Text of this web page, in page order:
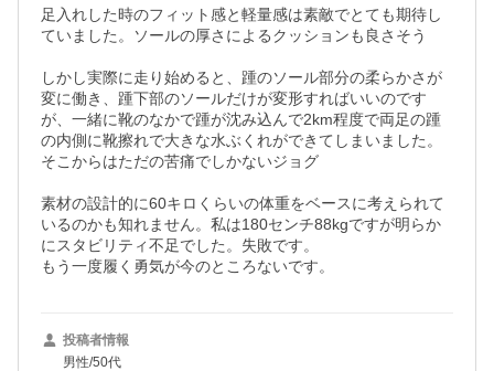
足入れした時のフィット感と軽量感は素敵でとても期待し
ていました。ソールの厚さによるクッションも良さそう
しかし実際に走り始めると、踵のソール部分の柔らかさが
変に働き、踵下部のソールだけが変形すればいいのです
が、一緒に靴のなかで踵が沈み込んで2km程度で両足の踵
の内側に靴擦れで大きな水ぶくれができてしまいました。
そこからはただの苦痛でしかないジョグ
素材の設計的に60キロくらいの体重をベースに考えられて
いるのかも知れません。私は180センチ88kgですが明らか
にスタビリティ不足でした。失敗です。
もう一度履く勇気が今のところないです。
投稿者情報
男性/50代